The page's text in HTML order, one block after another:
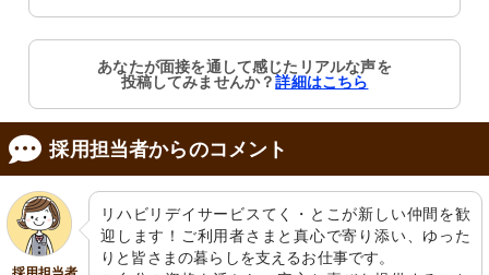
あなたが面接を通して感じたリアルな声を
投稿してみませんか？詳細はこちら
採用担当者からのコメント
リハビリデイサービスてく・とこが新しい仲間を歓
迎します！ご利用者さまと真心で寄り添い、ゆった
りと皆さまの暮らしを支えるお仕事です。